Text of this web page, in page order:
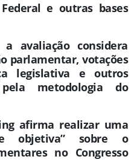
e outras bases
avaliação considera
parlamentar, votações
legislativa e outros
metodologia do
afirma realizar uma
objetiva” sobre o
no Congresso